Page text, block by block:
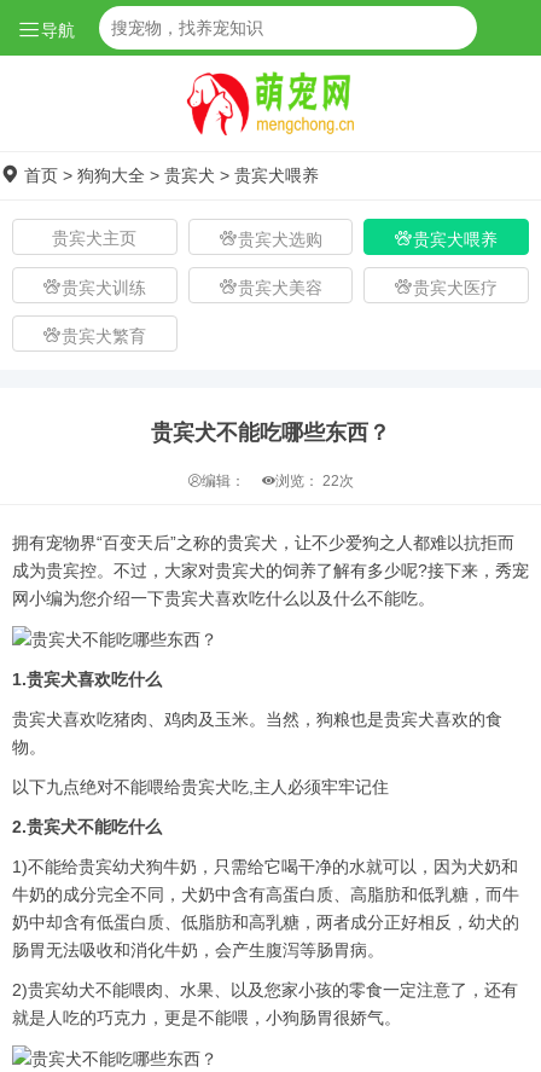
导航
首页 > 狗狗大全 > 贵宾犬 > 贵宾犬喂养
贵宾犬主页 贵宾犬选购 贵宾犬喂养
贵宾犬训练 贵宾犬美容 贵宾犬医疗
贵宾犬繁育
贵宾犬不能吃哪些东西？
编辑： 浏览： 22次
拥有宠物界“百变天后”之称的贵宾犬，让不少爱狗之人都难以抗拒而
成为贵宾控。不过，大家对贵宾犬的饲养了解有多少呢?接下来，秀宠
网小编为您介绍一下贵宾犬喜欢吃什么以及什么不能吃。
1.贵宾犬喜欢吃什么
贵宾犬喜欢吃猪肉、鸡肉及玉米。当然，狗粮也是贵宾犬喜欢的食
物。
以下九点绝对不能喂给贵宾犬吃,主人必须牢牢记住
2.贵宾犬不能吃什么
1)不能给贵宾幼犬狗牛奶，只需给它喝干净的水就可以，因为犬奶和
牛奶的成分完全不同，犬奶中含有高蛋白质、高脂肪和低乳糖，而牛
奶中却含有低蛋白质、低脂肪和高乳糖，两者成分正好相反，幼犬的
肠胃无法吸收和消化牛奶，会产生腹泻等肠胃病。
2)贵宾幼犬不能喂肉、水果、以及您家小孩的零食一定注意了，还有
就是人吃的巧克力，更是不能喂，小狗肠胃很娇气。